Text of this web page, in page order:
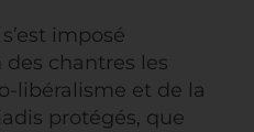
imposé
des chantres les
libéralisme et de la
protégés, que